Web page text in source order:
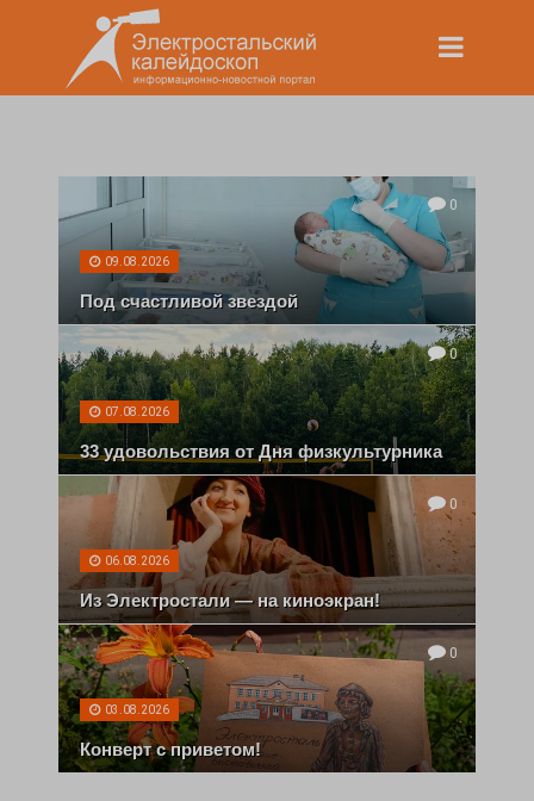
0
09.08.2026
Под счастливой звездой
0
07.08.2026
33 удовольствия от Дня физкультурника
0
06.08.2026
Из Электростали — на киноэкран!
0
03.08.2026
Конверт с приветом!